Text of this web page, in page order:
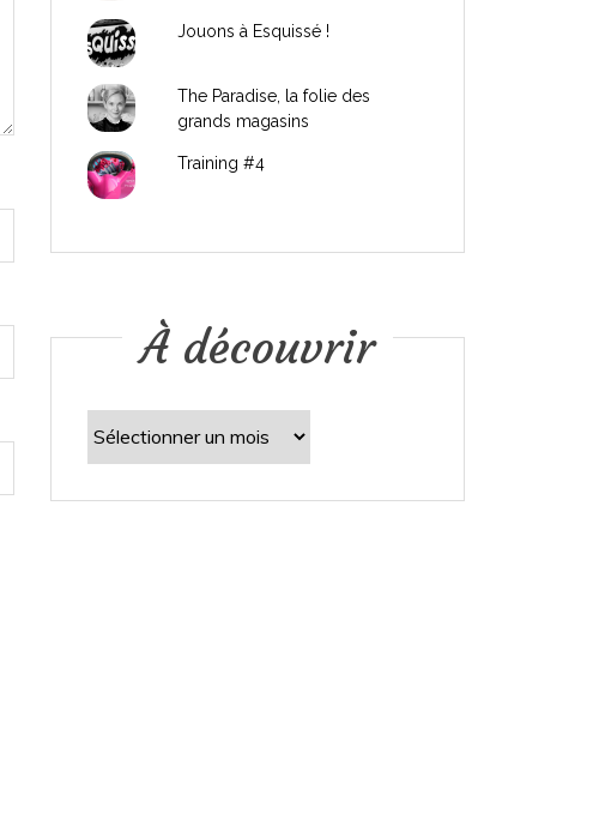
Jouons à Esquissé !
The Paradise, la folie des
grands magasins
Training #4
À découvrir
découvrir